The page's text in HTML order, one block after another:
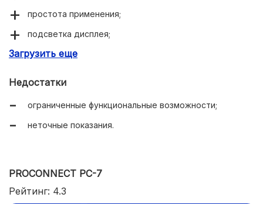
простота применения;
подсветка дисплея;
встроенный аккумулятор.
Загрузить еще
Недостатки
ограниченные функциональные возможности;
неточные показания.
PROCONNECT PC-7
Рейтинг: 4.3